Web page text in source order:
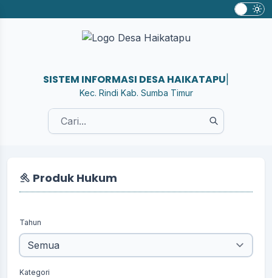
SISTEM INFORMASI DESA HAIKA|
Kec. Rindi Kab. Sumba Timur
Produk Hukum
Tahun
Kategori